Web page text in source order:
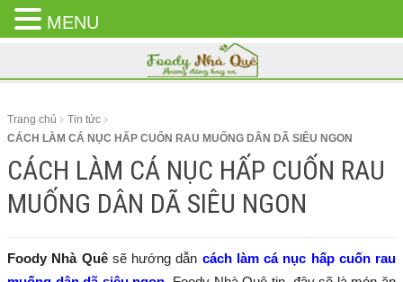
CLOSE
MENU
Trang chủ
Tin tức
CÁCH LÀM CÁ NỤC HẤP CUỐN RAU MUỐNG DÂN DÃ SIÊU NGON
CÁCH LÀM CÁ NỤC HẤP CUỐN RAU
MUỐNG DÂN DÃ SIÊU NGON
Foody Nhà Quêsẽ hướng dẫn cách làm cá nục hấp cuốn rau
MENU